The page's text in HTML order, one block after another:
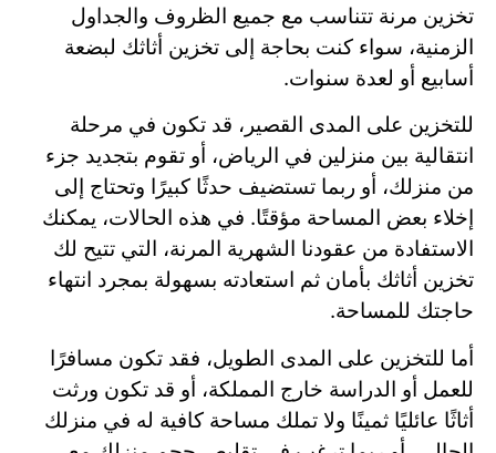
تخزين مرنة تتناسب مع جميع الظروف والجداول
الزمنية، سواء كنت بحاجة إلى تخزين أثاثك لبضعة
أسابيع أو لعدة سنوات.
للتخزين على المدى القصير، قد تكون في مرحلة
انتقالية بين منزلين في الرياض، أو تقوم بتجديد جزء
من منزلك، أو ربما تستضيف حدثًا كبيرًا وتحتاج إلى
إخلاء بعض المساحة مؤقتًا. في هذه الحالات، يمكنك
الاستفادة من عقودنا الشهرية المرنة، التي تتيح لك
تخزين أثاثك بأمان ثم استعادته بسهولة بمجرد انتهاء
حاجتك للمساحة.
أما للتخزين على المدى الطويل، فقد تكون مسافرًا
للعمل أو الدراسة خارج المملكة، أو قد تكون ورثت
أثاثًا عائليًا ثمينًا ولا تملك مساحة كافية له في منزلك